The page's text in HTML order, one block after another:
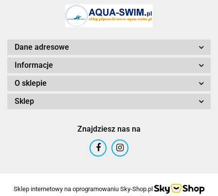
Dane adresowe
Informacje
O sklepie
Sklep
Znajdziesz nas na
Sklep internetowy na oprogramowaniu Sky-Shop.pl